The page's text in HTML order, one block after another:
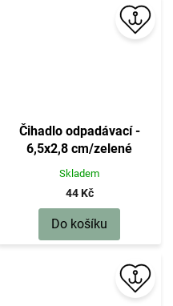
Čihadlo odpadávací -
6,5x2,8 cm/zelené
Skladem
44 Kč
Do košíku